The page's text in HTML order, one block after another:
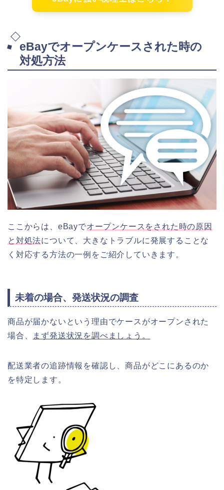
eBayでオープンケースされた時の
対処方法
ここからは、eBayでオープンケースをされた時の原因
と対処法について、大きなトラブルに発展することな
く対応する方法の一例をご紹介していきます。
未着の場合、発送状況の調査
商品が届かないという理由でケースがオープンされた
場合、
まず発送状況を調べましょう。
配送業者の追跡情報を確認し、商品がどこにあるのか
を特定します。